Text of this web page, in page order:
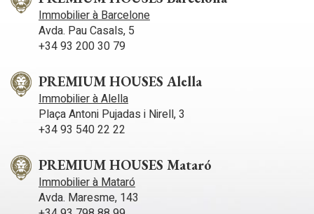
un accès direct à une agréable terrasse exposée plein sud,
avec une vue dégagée sur les parties communes et les
piscines. À ce même niveau se trouve une cuisine
indépendante spacieuse donnant accès à une seconde
également situées à ce niveau. Le quartier de Muntanyeta à
Castelldefels est idéal pour les familles. Situé à deux pas du
centre-ville, il est entouré d'écoles, de centres de santé, de
supermarchés et de toutes les commodités nécessaires au
quotidien.
Immobilier à Barcelone
Avda. Pau Casals, 5
+34 93 200 30 79
PREMIUM HOUSES Alella
Immobilier à Alella
Plaça Antoni Pujadas i Nirell, 3
+34 93 540 22 22
PREMIUM HOUSES Mataró
Immobilier à Mataró
Avda. Maresme, 143